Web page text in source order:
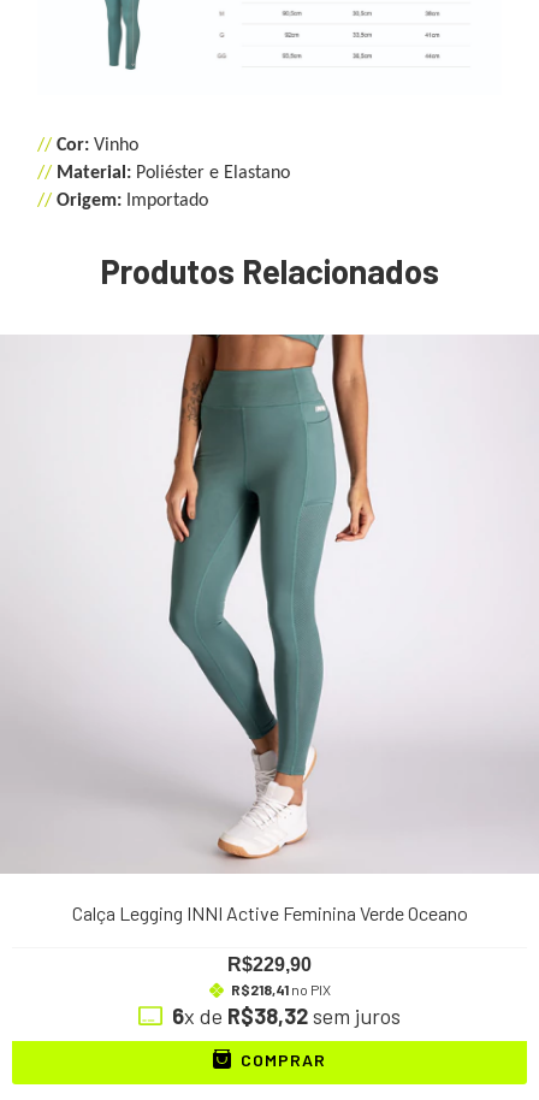
// Cor: Vinho
// Material: Poliéster e Elastano
// Origem: Importado
Produtos Relacionados
Calça Legging INNI Active Feminina Verde Oceano
R$229,90
R$218,41no PIX
6x de R$38,32sem juros
COMPRAR